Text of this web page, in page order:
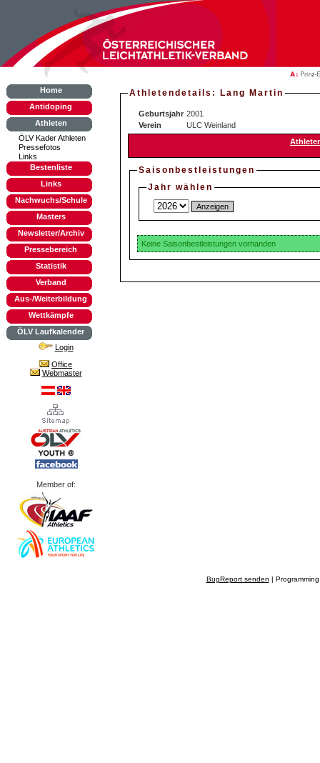
Home
Antidoping
Athleten
ÖLV Kader Athleten
Pressefotos
Links
Bestenliste
Links
Nachwuchs/Schule
Masters
Newsletter/Archiv
Pressebereich
Statistik
Verband
Aus-/Weiterbildung
Wettkämpfe
ÖLV Laufkalender
Login
Office
Webmaster
Member of:
Athletendetails: Lang Martin
Geburtsjahr 2001
Verein
ULC Weinland
Saisonbestleistungen
Jahr wählen
Keine Saisonbestleistungen vorhanden
BugReport senden |